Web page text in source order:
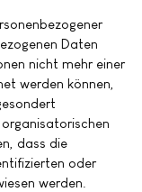
Daten
nicht mehr einer
werden können,
dass die
oder
werden.